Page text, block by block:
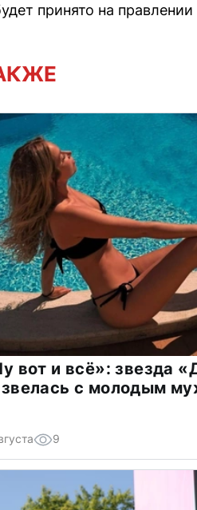
принято на правлении
вот и всё»: звезда
с молодым
9